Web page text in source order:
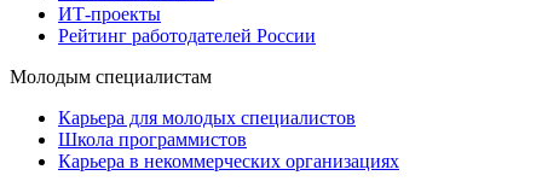
ИТ-проекты
Рейтинг работодателей России
Молодым специалистам
Карьера для молодых специалистов
Школа программистов
Карьера в некоммерческих организациях